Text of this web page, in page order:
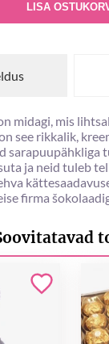
LISA
midagi, mis
see rikkalik,
sarapuupähkliga
ja neid tuleb
firma